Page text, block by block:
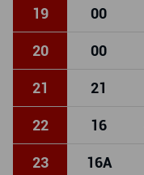
19 00
20 00
21 21
22 16
23 16A